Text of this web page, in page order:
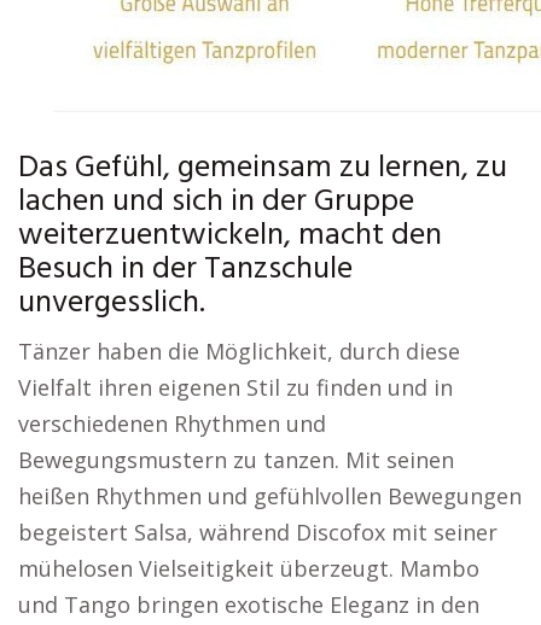
Das Gefühl, gemeinsam zu lernen, zu
lachen und sich in der Gruppe
weiterzuentwickeln, macht den
Besuch in der Tanzschule
unvergesslich.
Tänzer haben die Möglichkeit, durch diese
Vielfalt ihren eigenen Stil zu finden und in
verschiedenen Rhythmen und
Bewegungsmustern zu tanzen. Mit seinen
heißen Rhythmen und gefühlvollen Bewegungen
begeistert Salsa, während Discofox mit seiner
mühelosen Vielseitigkeit überzeugt. Mambo
und Tango bringen exotische Eleganz in den